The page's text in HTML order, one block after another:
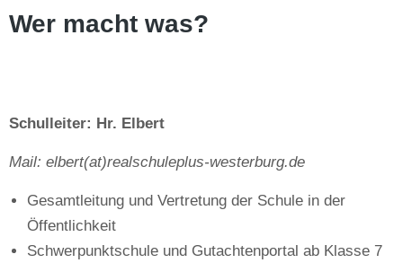
Wer macht was?
Schulleiter: Hr. Elbert
Mail: elbert(at)realschuleplus-westerburg.de
Gesamtleitung und Vertretung der Schule in der
Öffentlichkeit
Schwerpunktschule und Gutachtenportal ab Klasse 7